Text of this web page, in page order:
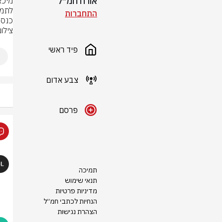
התחברות
פיד ראשי
צבע אדום
פרסם
תמיכה
תנאי שימוש
מדיניות פרטיות
הנחיות לכתבי חמ״ל
הצהרת נגישות